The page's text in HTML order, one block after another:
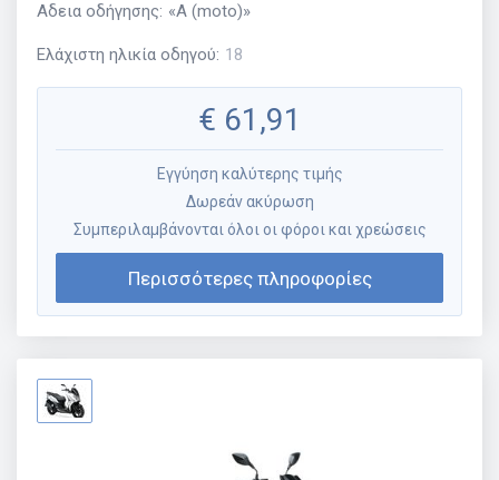
Αδεια οδήγησης: «A (moto)»
Ελάχιστη ηλικία οδηγού: 18
€ 61,91
Εγγύηση καλύτερης τιμής
Δωρεάν ακύρωση
Συμπεριλαμβάνονται όλοι οι φόροι και χρεώσεις
Περισσότερες πληροφορίες